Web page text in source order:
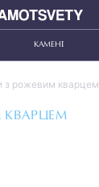
КАМЕНІ
з рожевим кварцем
КВАРЦЕМ